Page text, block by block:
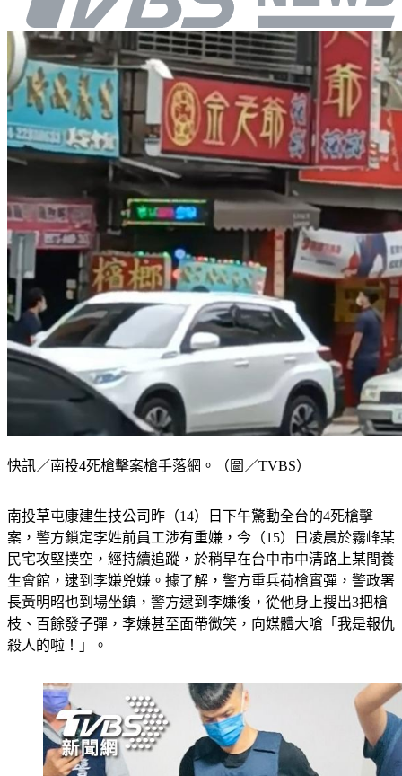
快訊／南投4死槍擊案槍手落網。（圖／TVBS）
南投草屯康建生技公司昨（14）日下午驚動全台的4死槍擊
案，警方鎖定李姓前員工涉有重嫌，今（15）日凌晨於霧峰某
民宅攻堅撲空，經持續追蹤，於稍早在台中市中清路上某間養
生會館，逮到李嫌兇嫌。據了解，警方重兵荷槍實彈，警政署
長黃明昭也到場坐鎮，警方逮到李嫌後，從他身上搜出3把槍
枝、百餘發子彈，李嫌甚至面帶微笑，向媒體大嗆「我是報仇
殺人的啦！」。